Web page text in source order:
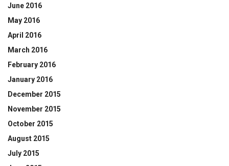
June 2016
May 2016
April 2016
March 2016
February 2016
January 2016
December 2015
November 2015
October 2015
August 2015
July 2015